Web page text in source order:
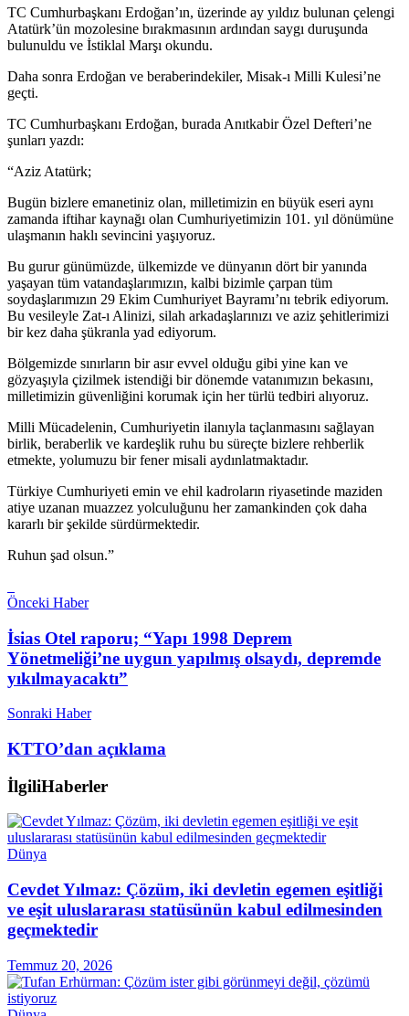
TC Cumhurbaşkanı Erdoğan’ın, üzerinde ay yıldız bulunan çelengi
Atatürk’ün mozolesine bırakmasının ardından saygı duruşunda
bulunuldu ve İstiklal Marşı okundu.
Daha sonra Erdoğan ve beraberindekiler, Misak-ı Milli Kulesi’ne
geçti.
TC Cumhurbaşkanı Erdoğan, burada Anıtkabir Özel Defteri’ne
şunları yazdı:
“Aziz Atatürk;
Bugün bizlere emanetiniz olan, milletimizin en büyük eseri aynı
zamanda iftihar kaynağı olan Cumhuriyetimizin 101. yıl dönümüne
ulaşmanın haklı sevincini yaşıyoruz.
Bu gurur günümüzde, ülkemizde ve dünyanın dört bir yanında
yaşayan tüm vatandaşlarımızın, kalbi bizimle çarpan tüm
soydaşlarımızın 29 Ekim Cumhuriyet Bayramı’nı tebrik ediyorum.
Bu vesileyle Zat-ı Alinizi, silah arkadaşlarınızı ve aziz şehitlerimizi
bir kez daha şükranla yad ediyorum.
Bölgemizde sınırların bir asır evvel olduğu gibi yine kan ve
gözyaşıyla çizilmek istendiği bir dönemde vatanımızın bekasını,
milletimizin güvenliğini korumak için her türlü tedbiri alıyoruz.
Milli Mücadelenin, Cumhuriyetin ilanıyla taçlanmasını sağlayan
birlik, beraberlik ve kardeşlik ruhu bu süreçte bizlere rehberlik
etmekte, yolumuzu bir fener misali aydınlatmaktadır.
Türkiye Cumhuriyeti emin ve ehil kadroların riyasetinde maziden
atiye uzanan muazzez yolculuğunu her zamankinden çok daha
kararlı bir şekilde sürdürmektedir.
Ruhun şad olsun.”
Önceki Haber
İsias Otel raporu; “Yapı 1998 Deprem
Yönetmeliği’ne uygun yapılmış olsaydı, depremde
yıkılmayacaktı”
Sonraki Haber
KTTO’dan açıklama
İlgiliHaberler
Dünya
Cevdet Yılmaz: Çözüm, iki devletin egemen eşitliği
ve eşit uluslararası statüsünün kabul edilmesinden
geçmektedir
Temmuz 20, 2026